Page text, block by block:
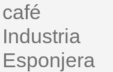
café
Industria
Esponjera